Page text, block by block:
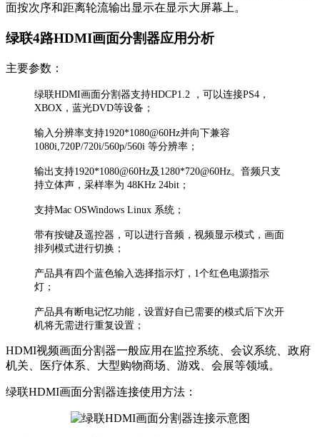
面按次序和距离轮流输出显示在显示大屏幕上。
绿联4路HDMI画面分割器应用分析
主要参数：
绿联HDMI画面分割器支持HDCP1.2 ，可以连接PS4，
XBOX，蓝光DVD等设备；
输入分辨率支持1920*1080@60Hz并向下兼容
1080i,720P/720i/560p/560i 等分辨率；
输出支持1920*1080@60Hz及1280*720@60Hz。音频只支
持立体声，采样率为 48KHz 24bit；
支持Mac OSWindows Linux 系统；
带有按键及遥控器，可以进行音频，视频显示模式，画面
排列模式进行切换；
产品具有四个蓝色输入选择指示灯，1个红色电源指示
灯；
产品具有断电记忆功能，设置好自已需要的模式后下次开
机将无需进行重复设置；
HDMI视频画面分割器一般应用在监控系统、会议系统、政府
机关、医疗体系、大型购物商场、游戏、会展等领域。
绿联HDMI画面分割器连接使用方法：